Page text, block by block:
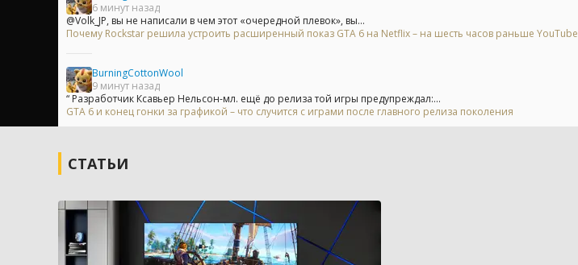
6 минут назад
@Volk_JP, вы не написали в чем этот «очередной плевок», вы...
Почему Rockstar решила устроить расширенный показ GTA 6 на Netflix – на шесть часов раньше YouTube
BurningCottonWool
9 минут назад
“ Разработчик Ксавьер Нельсон-мл. ещё до релиза той игры предупреждал:...
GTA 6 и конец гонки за графикой – что случится с играми после главного релиза поколения
СТАТЬИ